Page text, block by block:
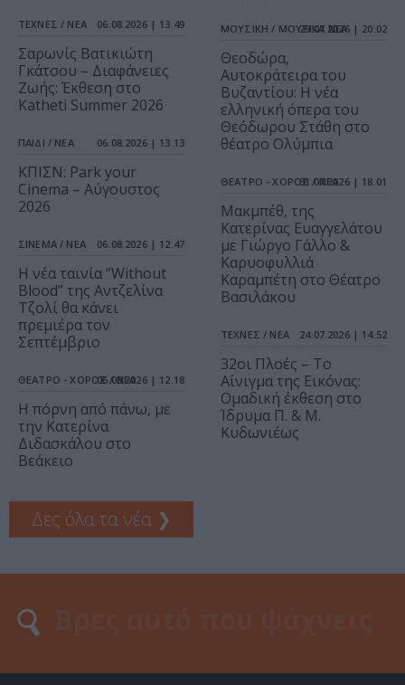
ΤΕΧΝΕΣ / ΝΕΑ 06.08.2026 | 13.49
Σαρωνίς Βατικιώτη
Γκάτσου – Διαφάνειες
Ζωής: Έκθεση στο
Katheti Summer 2026
ΠΑΙΔΙ / ΝΕΑ 06.08.2026 | 13.13
ΚΠΙΣΝ: Park your
Cinema – Αύγουστος
2026
ΣΙΝΕΜΑ / ΝΕΑ 06.08.2026 | 12.47
Η νέα ταινία “Without
Blood” της Αντζελίνα
Τζολί θα κάνει
πρεμιέρα τον
Σεπτέμβριο
ΘΕΑΤΡΟ - ΧΟΡΟΣ / ΝΕΑ06.08.2026 | 12.18
Η πόρνη από πάνω, με
την Κατερίνα
Διδασκάλου στο
Βεάκειο
Δες όλα τα νέα ❯
ΜΟΥΣΙΚΗ / ΜΟΥΣΙΚΑ ΝΕΑ
29.07.2026 | 20.02
Θεοδώρα,
Αυτοκράτειρα του
Βυζαντίου: Η νέα
ελληνική όπερα του
Θεόδωρου Στάθη στο
θέατρο Ολύμπια
ΘΕΑΤΡΟ - ΧΟΡΟΣ / ΝΕΑ31.07.2026 | 18.01
Μακμπέθ, της
Κατερίνας Ευαγγελάτου
με Γιώργο Γάλλο &
Καρυοφυλλιά
Καραμπέτη στο Θέατρο
Βασιλάκου
ΤΕΧΝΕΣ / ΝΕΑ 24.07.2026 | 14.52
32οι Πλοές – Το
Αίνιγμα της Εικόνας:
Ομαδική έκθεση στο
Ίδρυμα Π. & Μ.
Κυδωνιέως